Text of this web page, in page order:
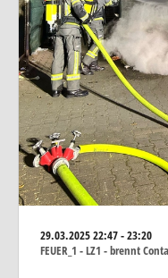
29.03.202522:47 - 23:20
FEUER_1 - LZ1 - brennt